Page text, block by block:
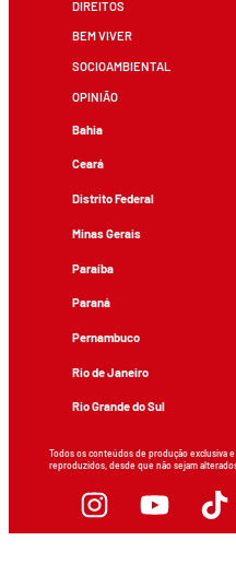
DIREITOS
BEM VIVER
SOCIOAMBIENTAL
OPINIÃO
Bahia
Ceará
Distrito Federal
Minas Gerais
Paraíba
Paraná
Pernambuco
Rio de Janeiro
Rio Grande do Sul
Todos os conteúdos de produção exclusiva
reproduzidos, desde que não sejam